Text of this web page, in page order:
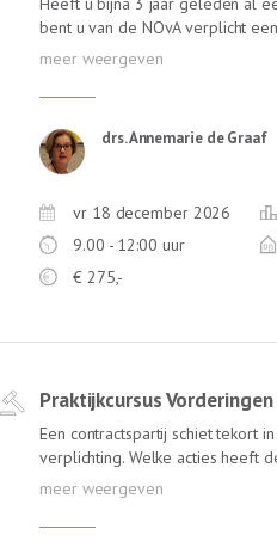
bent u van de NOvA verplicht
mogen blijven. Deze kunt u
organiseert Lexlumen speciaal
voldoet aan de eindtermen die
persoonlijke kwaliteiten van de
geven Bewustwording van de
Timemanagement en coachen
professionals, omgang met deze
voor de komende 3 jaar weer
begeleiden.
drs. Annemarie de Graaf
vr 18 december 2026
9.00 - 12:00 uur
€ 275,-
Praktijkcursus
Een contractspartij schiet tekort
verplichting. Welke acties heeft
Praktijkcursus bespreekt Jaap
welke vorderingen de
wederpartij kan instellen. Denk